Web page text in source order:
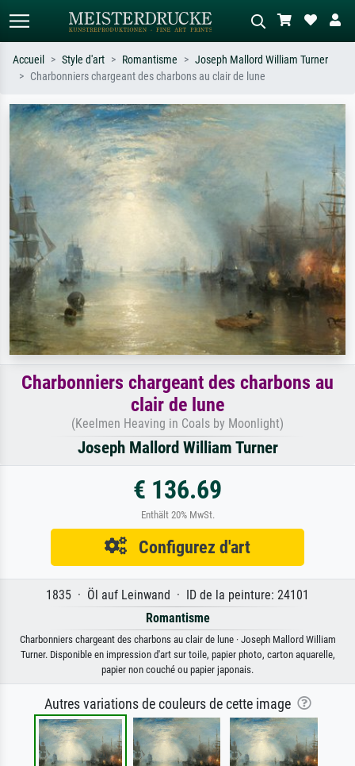
Recherchez par artiste, titre ou style –
ex. Monet, Nuit étoilée,
impressionnisme, vague de Hokusai,
nu.
Décrivez la scène – ex. prairie verte,
abstrait avec beaucoup de rouge,
tableau sombre, nu debout près d'un
Accueil Style d'art Romantisme
Joseph Mallord William Turner
Charbonniers chargeant des charbons au clair de lune
Charbonniers chargeant des charbons au
clair de lune
(Keelmen Heaving in Coals by Moonlight)
Joseph Mallord William Turner
€ 136.69
Enthält 20% MwSt.
Configurez d'art
1835 · Öl auf Leinwand · ID de la peinture: 24101
Romantisme
Charbonniers chargeant des charbons au clair de lune · Joseph Mallord William
Turner. Disponible en impression d'art sur toile, papier photo, carton aquarelle,
papier non couché ou papier japonais.
Autres variations de couleurs de cette image